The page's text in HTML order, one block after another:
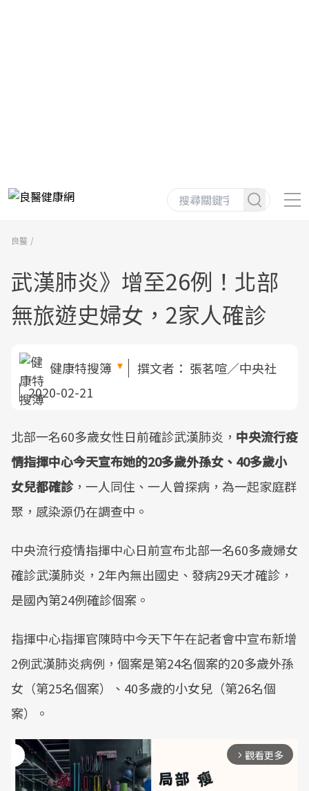
良醫
武漢肺炎》增至26例！北部
無旅遊史婦女，2家人確診
健康特搜簿 撰文者： 張茗喧／中央社
2020-02-21
北部一名60多歲女性日前確診武漢肺炎， 中央流行疫
情指揮中心今天宣布她的20多歲外孫女、40多歲小
女兒都確診，一人同住、一人曾探病，為一起家庭群
聚，感染源仍在調查中。
中央流行疫情指揮中心日前宣布北部一名60多歲婦女
確診武漢肺炎，2年內無出國史、發病29天才確診，
是國內第24例確診個案。
指揮中心指揮官陳時中今天下午在記者會中宣布新增
2例武漢肺炎病例，個案是第24名個案的20多歲外孫
女（第25名個案）、40多歲的小女兒（第26名個
案）。
arrow_forward_ios 觀看更多